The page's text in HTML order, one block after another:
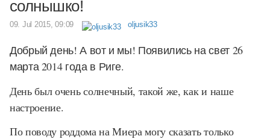
солнышко!
09. Jul 2015, 09:09 oljusik33
Добрый день! А вот и мы! Появились на свет 26
марта 2014 года в Риге.
День был очень солнечный, такой же, как и наше
настроение.
По поводу роддома на Миера могу сказать только